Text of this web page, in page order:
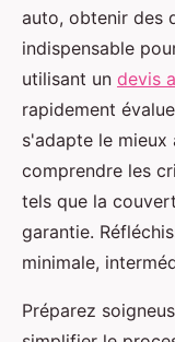
auto, obtenir des
indispensable
utilisant un devis
rapidement
s'adapte le mieux
comprendre les
tels que la
garantie.
minimale,
Préparez